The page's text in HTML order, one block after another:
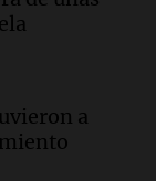
de
cerdo
a